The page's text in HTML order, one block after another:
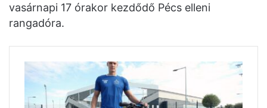
vasárnapi 17 órakor kezdődő Pécs elleni
rangadóra.